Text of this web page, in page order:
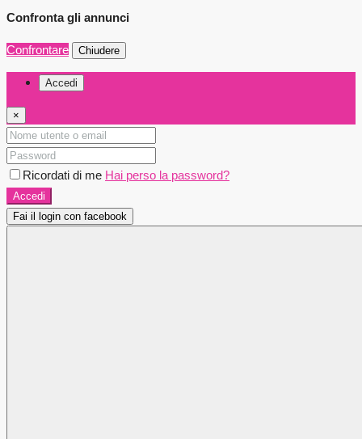
Confronta gli annunci
Confrontare Chiudere
Accedi
×
Ricordati di me Hai perso la password?
Accedi
Fai il login con facebook